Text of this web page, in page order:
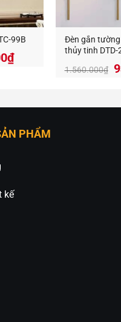
99B
₫Giá
1.494.000₫.
Đèn gắn
thủy tinh DTD-
1.560.000₫
PHẨM
kế